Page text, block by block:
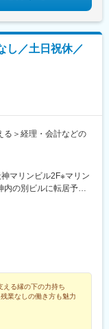
し／土日祝休／
る＞経理・会計などの
マリンビル2F※マリン
内の別ビルに転居予
ルで就業可能！＜ア
分西鉄大牟田線「福岡
える縁の下の力持ち
業なしの働き方も魅力